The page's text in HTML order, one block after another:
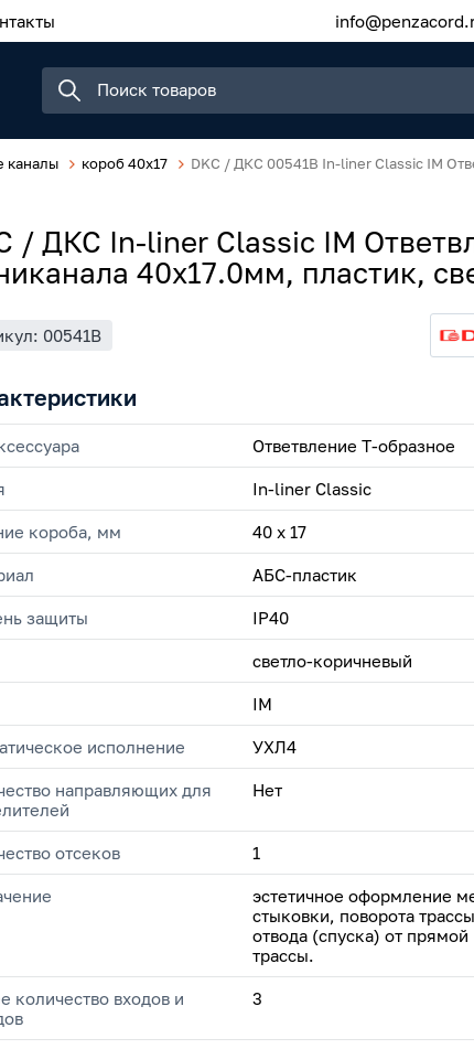
каналы короб 40x17
DKC / ДКС 00541B In-liner Classic IM
/ ДКС In-liner Classic IM
40х17.0мм, пластик,
00541B
Ответвление Т-образное
In-liner Classic
короба, мм 40 х 17
АБС-пластик
защиты IP40
светло-коричневый
IM
исполнение УХЛ4
направляющих для
Нет
отсеков 1
эстетичное оформление
стыковки, поворота
отвода (спуска) от прямой
трассы.
количество входов и
3